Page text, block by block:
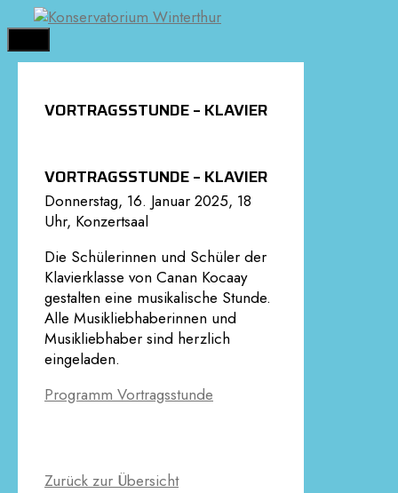
Springe
zum
Inhalt
VORTRAGSSTUNDE – KLAVIER
VORTRAGSSTUNDE – KLAVIER
Donnerstag, 16. Januar 2025, 18
Uhr, Konzertsaal
Die Schülerinnen und Schüler der
Klavierklasse von Canan Kocaay
gestalten eine musikalische Stunde.
Alle Musikliebhaberinnen und
Musikliebhaber sind herzlich
eingeladen.
Programm Vortragsstunde
Zurück zur Übersicht